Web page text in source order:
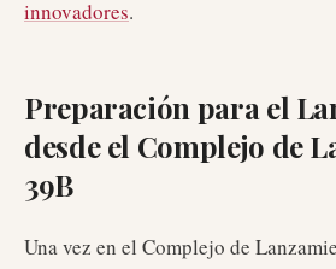
innovadores.
Preparación para el
desde el Complejo de
39B
Una vez en el Complejo de